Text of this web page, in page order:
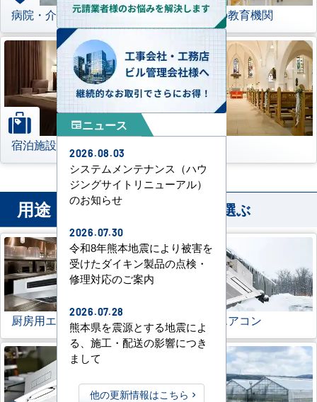
病院・介護施設 学校などの教育機関
宿泊施設
用途 から業務用エアコンを選ぶ
厨房用エアコン 寒冷地用エアコン
newspaperニュース
2026.08.03
システムメンテナンス（ハウ
ジングサイトリニューアル）
のお知らせ
2026.07.30
令和8年熊本地震により被害を
受けたダイキン製品の点検・
修理対応のご案内
2026.07.28
熊本県を震源とする地震によ
る、施工・配送の影響につき
まして
他の更新情報はこちら